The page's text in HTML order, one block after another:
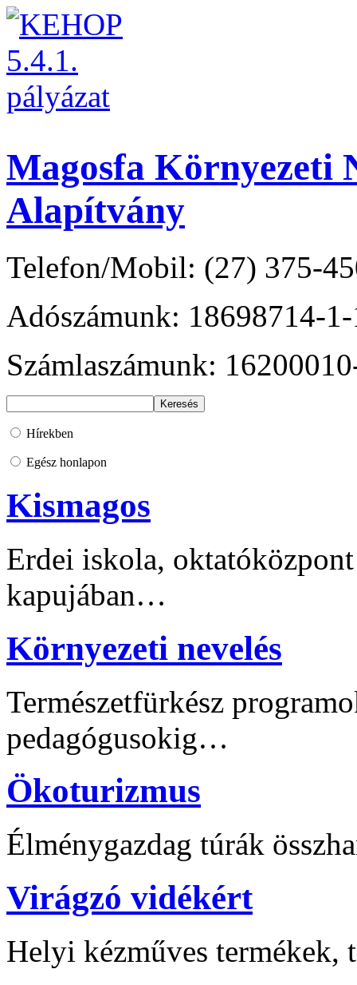
Magosfa Környezeti
Alapítvány
Telefon/Mobil: (27) 375-
Adószámunk: 18698714-
Számlaszámunk:
Hírekben
Egész honlapon
Kismagos
Erdei iskola,
kapujában…
Környezeti nevelés
Természetfürkész
pedagógusokig…
Ökoturizmus
Élménygazdag túrák
Virágzó vidékért
Helyi kézműves